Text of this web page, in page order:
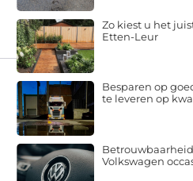
Zo kiest u het
Etten-Leur
Besparen op
te leveren op
Volkswagen